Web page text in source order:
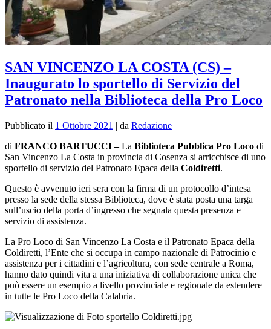
SAN VINCENZO LA COSTA (CS) –
Inaugurato lo sportello di Servizio del
Patronato nella Biblioteca della Pro Loco
Pubblicato il 1 Ottobre 2021 | da Redazione
di FRANCO BARTUCCI –La Biblioteca Pubblica Pro Loco di
San Vincenzo La Costa in provincia di Cosenza si arricchisce di uno
sportello di servizio del Patronato Epaca della Coldiretti.
Questo è avvenuto ieri sera con la firma di un protocollo d’intesa
presso la sede della stessa Biblioteca, dove è stata posta una targa
sull’uscio della porta d’ingresso che segnala questa presenza e
servizio di assistenza.
La Pro Loco di San Vincenzo La Costa e il Patronato Epaca della
Coldiretti, l’Ente che si occupa in campo nazionale di Patrocinio e
assistenza per i cittadini e l’agricoltura, con sede centrale a Roma,
hanno dato quindi vita a una iniziativa di collaborazione unica che
può essere un esempio a livello provinciale e regionale da estendere
in tutte le Pro Loco della Calabria.